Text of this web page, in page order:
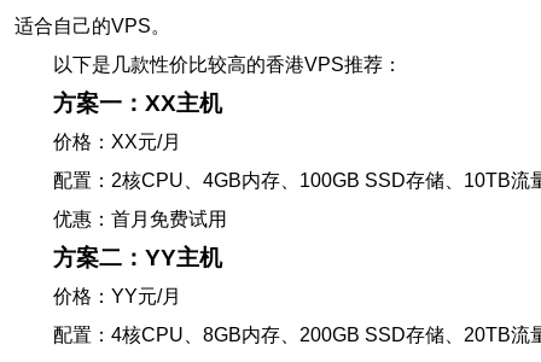
适合自己的VPS。
以下是几款性价比较高的香港VPS推荐：
方案一：XX主机
价格：XX元/月
配置：2核CPU、4GB内存、100GB SSD存储、10TB流
优惠：首月免费试用
方案二：YY主机
价格：YY元/月
配置：4核CPU、8GB内存、200GB SSD存储、20TB流